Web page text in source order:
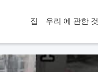
집 우리 에 관한 것